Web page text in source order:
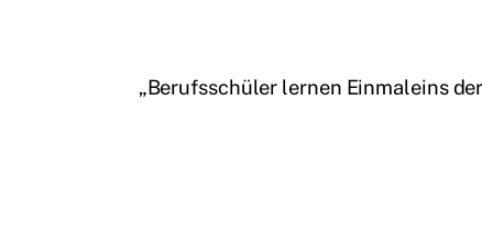
„Berufsschüler lernen Einmaleins